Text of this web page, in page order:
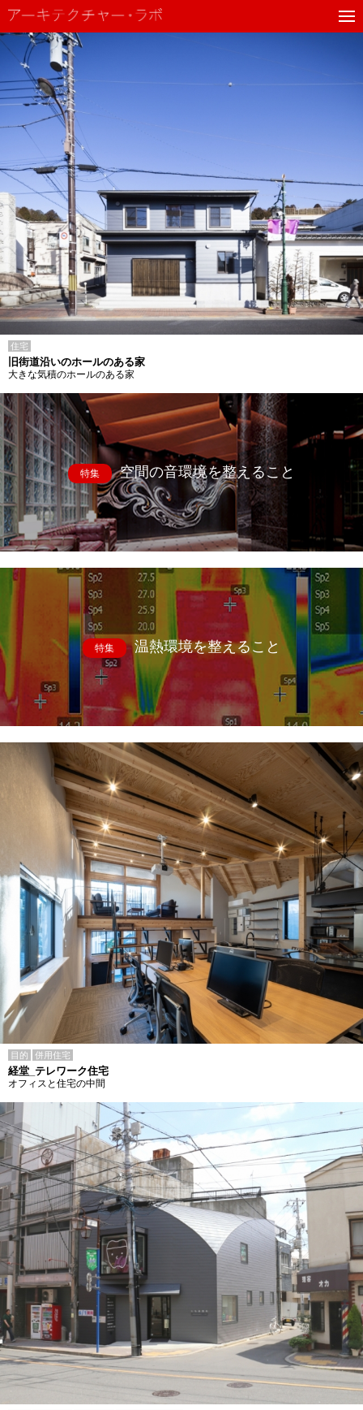
住宅
旧街道沿いのホールのある家
大きな気積のホールのある家
特集 空間の音環境を整えること
特集 温熱環境を整えること
目的 併用住宅
経堂_テレワーク住宅
オフィスと住宅の中間